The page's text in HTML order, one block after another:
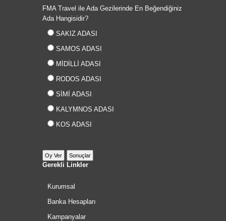
FMA Travel ile Ada Gezilerinde En Beğendiğiniz
Ada Hangisidir?
SAKIZ ADASI
SAMOS ADASI
MİDİLLİ ADASI
RODOS ADASI
SİMİ ADASI
KALYMNOS ADASI
KOS ADASI
Gerekli Linkler
Kurumsal
Banka Hesapları
Kampanyalar